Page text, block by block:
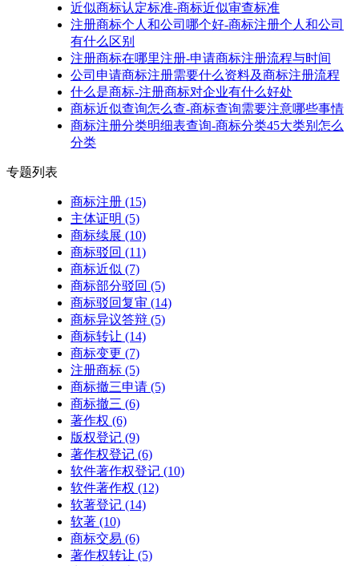
近似商标认定标准-商标近似审查标准
注册商标个人和公司哪个好-商标注册个人和公司
有什么区别
注册商标在哪里注册-申请商标注册流程与时间
公司申请商标注册需要什么资料及商标注册流程
什么是商标-注册商标对企业有什么好处
商标近似查询怎么查-商标查询需要注意哪些事情
商标注册分类明细表查询-商标分类45大类别怎么
分类
专题列表
商标注册 (15)
主体证明 (5)
商标续展 (10)
商标驳回 (11)
商标近似 (7)
商标部分驳回 (5)
商标驳回复审 (14)
商标异议答辩 (5)
商标转让 (14)
商标变更 (7)
注册商标 (5)
商标撤三申请 (5)
商标撤三 (6)
著作权 (6)
版权登记 (9)
著作权登记 (6)
软件著作权登记 (10)
软件著作权 (12)
软著登记 (14)
软著 (10)
商标交易 (6)
著作权转让 (5)